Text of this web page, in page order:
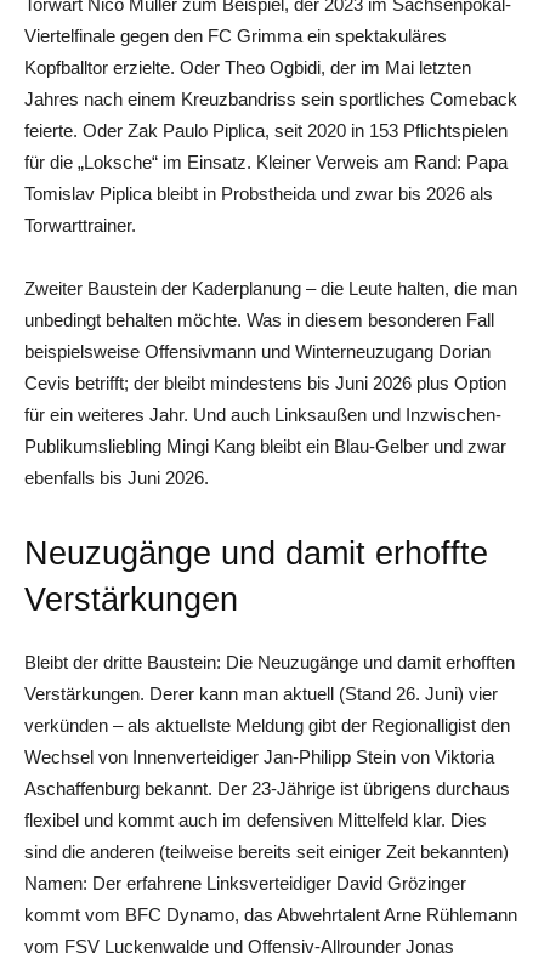
Torwart Nico Müller zum Beispiel, der 2023 im Sachsenpokal-
Viertelfinale gegen den FC Grimma ein spektakuläres
Kopfballtor erzielte. Oder Theo Ogbidi, der im Mai letzten
Jahres nach einem Kreuzbandriss sein sportliches Comeback
feierte. Oder Zak Paulo Piplica, seit 2020 in 153 Pflichtspielen
für die „Loksche“ im Einsatz. Kleiner Verweis am Rand: Papa
Tomislav Piplica bleibt in Probstheida und zwar bis 2026 als
Torwarttrainer.
Zweiter Baustein der Kaderplanung – die Leute halten, die man
unbedingt behalten möchte. Was in diesem besonderen Fall
beispielsweise Offensivmann und Winterneuzugang Dorian
Cevis betrifft; der bleibt mindestens bis Juni 2026 plus Option
für ein weiteres Jahr. Und auch Linksaußen und Inzwischen-
Publikumsliebling Mingi Kang bleibt ein Blau-Gelber und zwar
ebenfalls bis Juni 2026.
Neuzugänge und damit erhoffte
Verstärkungen
Bleibt der dritte Baustein: Die Neuzugänge und damit erhofften
Verstärkungen. Derer kann man aktuell (Stand 26. Juni) vier
verkünden – als aktuellste Meldung gibt der Regionalligist den
Wechsel von Innenverteidiger Jan-Philipp Stein von Viktoria
Aschaffenburg bekannt. Der 23-Jährige ist übrigens durchaus
flexibel und kommt auch im defensiven Mittelfeld klar. Dies
sind die anderen (teilweise bereits seit einiger Zeit bekannten)
Namen: Der erfahrene Linksverteidiger David Grözinger
kommt vom BFC Dynamo, das Abwehrtalent Arne Rühlemann
vom FSV Luckenwalde und Offensiv-Allrounder Jonas